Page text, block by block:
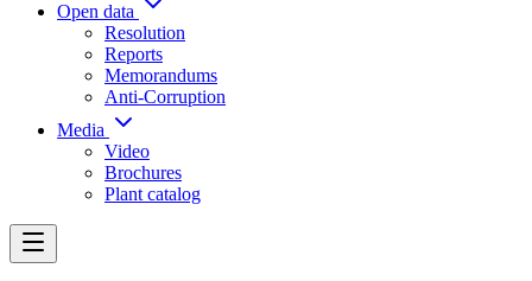
Open data
Resolution
Reports
Memorandums
Anti-Corruption
Media
Video
Brochures
Plant catalog